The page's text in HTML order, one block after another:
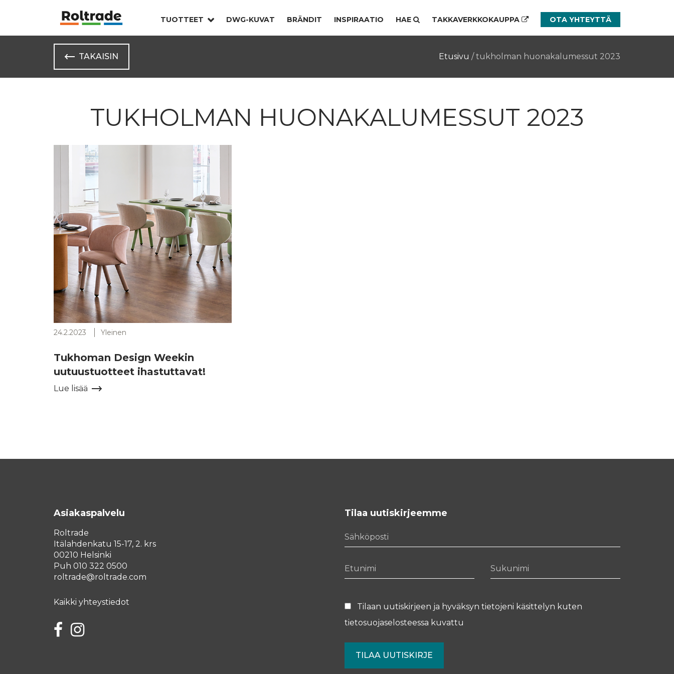
TUOTTEET DWG-KUVAT BRÄNDIT INSPIRAATIO HAE TAKKAVERKKOKAUPPA OTA YHTEYTTÄ
TAKAISIN Etusivu /tukholman huonakalumessut 2023
TUKHOLMAN HUONAKALUMESSUT 2023
24.2.2023 Yleinen
Tukhoman Design Weekin
uutuustuotteet ihastuttavat!
Lue lisää
Asiakaspalvelu
Roltrade
Itälahdenkatu 15-17, 2. krs
00210 Helsinki
Puh 010 322 0500
roltrade@roltrade.com
Kaikki yhteystiedot
FacebookInstagram
Tilaa uutiskirjeemme
Sähköposti
Etunimi Sukunimi
Tilaan uutiskirjeen ja hyväksyn tietojeni käsittelyn kuten
tietosuojaselosteessa kuvattu